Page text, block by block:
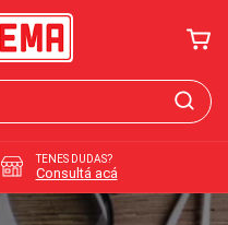
TENES DUDAS?
Consultá acá